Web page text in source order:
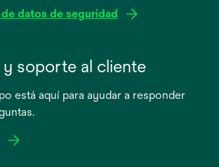
datos de seguridad
soporte al cliente
está aquí para ayudar a responder